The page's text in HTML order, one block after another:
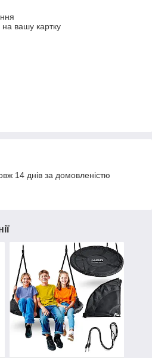
вашу картку
14 днів за домовленістю